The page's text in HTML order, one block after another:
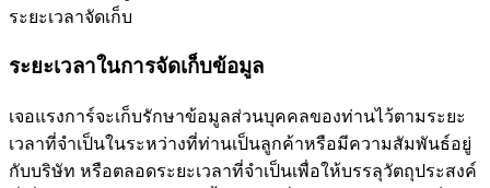
ระยะเวลาจัดเก็บ
ระยะเวลาในการจัดเก็บข้อมูล
เจอแรงการ์จะเก็บรักษาข้อมูลส่วนบุคคลของท่านไว้ตามระยะ
เวลาที่จำเป็นในระหว่างที่ท่านเป็นลูกค้าหรือมีความสัมพันธ์อยู่
กับบริษัท หรือตลอดระยะเวลาที่จำเป็นเพื่อให้บรรลุวัตถุประสงค์